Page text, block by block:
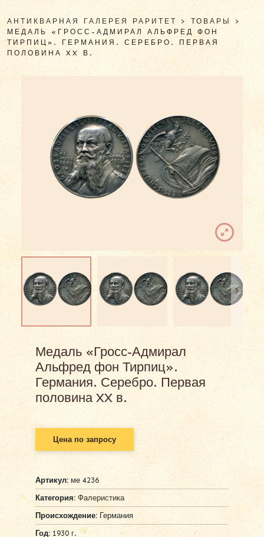
АНТИКВАРНАЯ ГАЛЕРЕЯ РАРИТЕТ >ТОВАРЫ>
МЕДАЛЬ «ГРОСС-АДМИРАЛ АЛЬФРЕД ФОН
ТИРПИЦ». ГЕРМАНИЯ. СЕРЕБРО. ПЕРВАЯ
ПОЛОВИНА XX В.
Медаль «Гросс-Адмирал
Альфред фон Тирпиц».
Германия. Серебро. Первая
половина XX в.
Цена по запросу
Артикул:ме 4236
Категория: Фалеристика
Происхождение:Германия
Год:1930 г.